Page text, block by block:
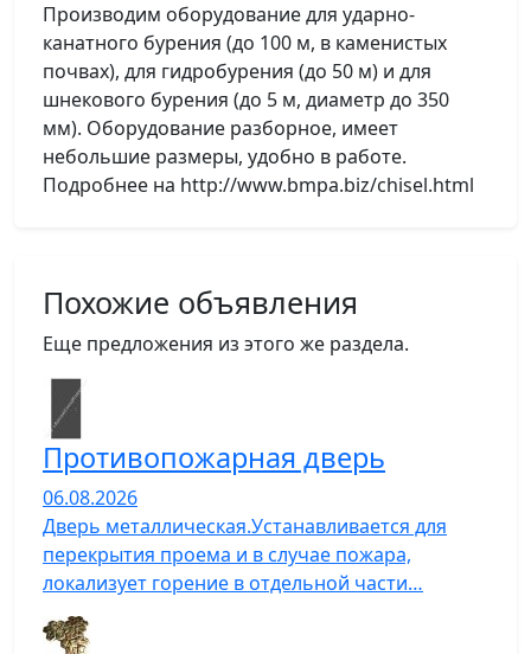
Производим оборудование для ударно-
канатного бурения (до 100 м, в каменистых
почвах), для гидробурения (до 50 м) и для
шнекового бурения (до 5 м, диаметр до 350
мм). Оборудование разборное, имеет
небольшие размеры, удобно в работе.
Подробнее на http://www.bmpa.biz/chisel.html
Похожие объявления
Еще предложения из этого же раздела.
Противопожарная дверь
06.08.2026
Дверь металлическая.Устанавливается для
перекрытия проема и в случае пожара,
локализует горение в отдельной части…